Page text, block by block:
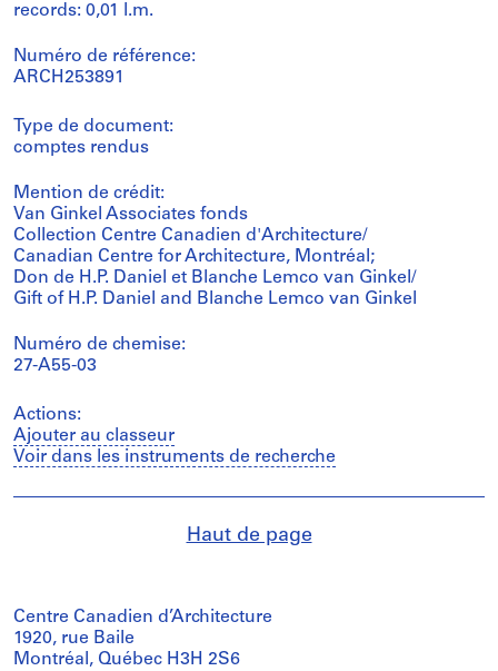
records: 0,01 l.m.
Numéro de référence:
ARCH253891
Type de document:
comptes rendus
Mention de crédit:
Van Ginkel Associates fonds
Collection Centre Canadien d'Architecture/
Canadian Centre for Architecture, Montréal;
Don de H.P. Daniel et Blanche Lemco van Ginkel/
Gift of H.P. Daniel and Blanche Lemco van Ginkel
Numéro de chemise:
27-A55-03
Actions:
Ajouter au classeur
Voir dans les instruments de recherche
Haut de page
Centre Canadien d’Architecture
1920, rue Baile
Montréal, Québec H3H 2S6